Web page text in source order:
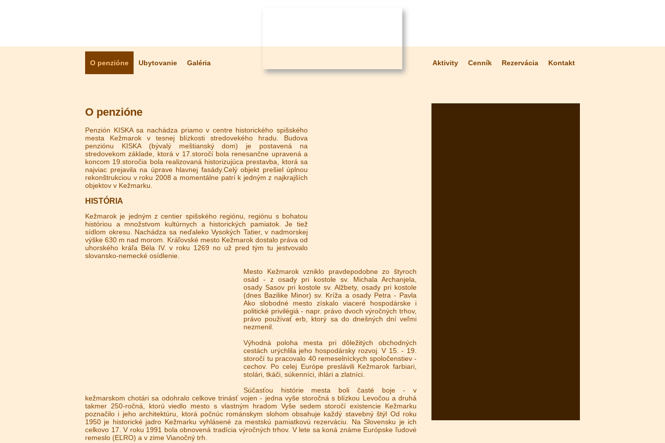
O penzióne Ubytovanie Galéria Aktivity Cenník Rezervácia Kontakt
O penzióne
Penzión KISKA sa nachádza priamo v centre historického spišského
mesta Kežmarok v tesnej blízkosti stredovekého hradu. Budova
penziónu KISKA (bývalý meštianský dom) je postavená na
stredovekom základe, ktorá v 17.storočí bola renesančne upravená a
koncom 19.storočia bola realizovaná historizujúca prestavba, ktorá sa
najviac prejavila na úprave hlavnej fasády.Celý objekt prešiel úplnou
rekonštrukciou v roku 2008 a momentálne patrí k jedným z najkrajších
objektov v Kežmarku.
HISTÓRIA
Kežmarok je jedným z centier spišského regiónu, regiónu s bohatou
históriou a množstvom kultúrnych a historických pamiatok. Je tiež
sídlom okresu. Nachádza sa neďaleko Vysokých Tatier, v nadmorskej
výške 630 m nad morom. Kráľovské mesto Kežmarok dostalo práva od
uhorského kráľa Béla IV. v roku 1269 no už pred tým tu jestvovalo
slovansko-nemecké osídlenie.
Mesto Kežmarok vzniklo pravdepodobne zo štyroch
osád - z osady pri kostole sv. Michala Archanjela,
osady Sasov pri kostole sv. Alžbety, osady pri kostole
(dnes Bazilike Minor) sv. Kríža a osady Petra - Pavla
Ako slobodné mesto získalo viaceré hospodárske i
politické privilégiá - napr. právo dvoch výročných trhov,
právo používať erb, ktorý sa do dnešných dní veľmi
nezmenil.
Výhodná poloha mesta pri dôležitých obchodných
cestách urýchlila jeho hospodársky rozvoj. V 15. - 19.
storočí tu pracovalo 40 remeselníckych spoločenstiev -
cechov. Po celej Európe preslávili Kežmarok farbiari,
stolári, tkáči, súkenníci, ihlári a zlatníci.
Súčasťou histórie mesta boli časté boje - v
kežmarskom chotári sa odohralo celkove trinásť vojen - jedna vyše storočná s blízkou Levočou a druhá
takmer 250-ročná, ktorú viedlo mesto s vlastným hradom Vyše sedem storočí existencie Kežmarku
poznačilo i jeho architektúru, ktorá počnúc románskym slohom obsahuje každý stavebný štýl Od roku
1950 je historické jadro Kežmarku vyhlásené za mestskú pamiatkovú rezerváciu. Na Slovensku je ich
celkovo 17. V roku 1991 bola obnovená tradícia výročných trhov. V lete sa koná známe Európske ľudové
remeslo (EĽRO) a v zime Vianočný trh.